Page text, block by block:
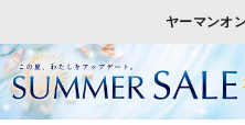
ヤーマンオ